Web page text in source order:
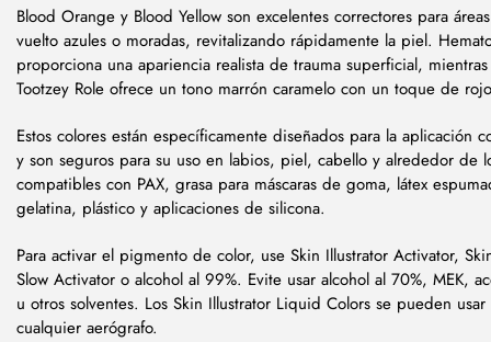
Blood Orange y Blood Yellow son excelentes correctores para
vuelto azules o moradas, revitalizando rápidamente la piel.
proporciona una apariencia realista de trauma superficial,
Tootzey Role ofrece un tono marrón caramelo con un toque de
Estos colores están específicamente diseñados para la aplicación
y son seguros para su uso en labios, piel, cabello y alrededor de
compatibles con PAX, grasa para máscaras de goma, látex
gelatina, plástico y aplicaciones de silicona.
Para activar el pigmento de color, use Skin Illustrator Activator,
Slow Activator o alcohol al 99%. Evite usar alcohol al 70%, MEK,
u otros solventes. Los Skin Illustrator Liquid Colors se pueden usar
cualquier aerógrafo.